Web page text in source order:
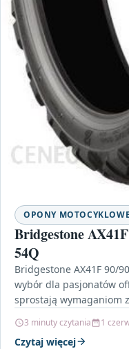
OPONY
Bridgestone
54Q
Bridgestone AX41F 90/
wybór dla pasjonatów
sprostają wymaganiom
3 minuty czytania 1
Czytaj więcej